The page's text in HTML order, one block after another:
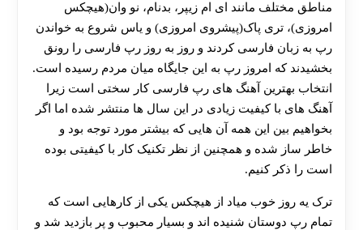
مناطق مختلف مانند ای ام زیپر، بدنام، نو وان(هیچکس
امروزی)، تری پاک(پیشروی امروزی) و یاس شروع به خواندن
رپ به زبان فارسی کردند و روز به روز رپ فارسی را رونق
بخشیدند که امروز رپ به این جایگاه میان مردم رسیده است.
انتخاب بهترین آهنگ های رپ فارسی کار سختی است زیرا
آهنگ های با کیفیت زیادی در این سال ها منتشر شده اما اگر
بخواهیم بین این همه آن هایی که بیشتر مورد توجه بود و
خاطر ساز شده و همچنین از نظر تکنیک کار با کیفیتی بوده
است را ذکر کنیم.
ترک یه روز خوب میاد از هیچکس یکی از کارهایی است که
تمام رپ دوستان شنیده اند و بسیار محبوب و پر بازدید شد و